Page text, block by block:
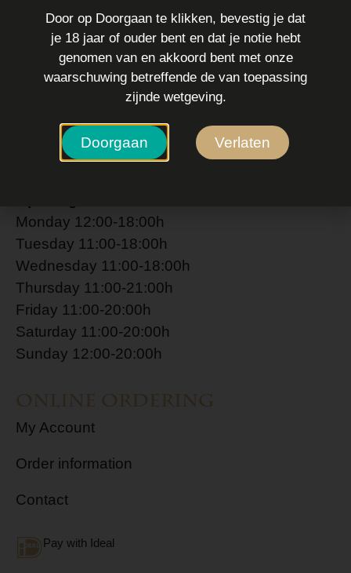
Contact
0703562551
Schoolstraat 8
2511 AX Den Haag
Monday 12:00-18:00h
Tuesday 11:00-18:00h
Wednesday 11:00-18:00h
Thursday 11:00-21:00h
Friday 11:00-20:00h
Saturday 11:00-20:00h
Sunday 12:00-20:00h
Online ordering
My Account
Order information
Contact
Pay with Ideal
Door op Doorgaan te klikken, bevestig je dat
je 18 jaar of ouder bent en dat je notie hebt
genomen van en akkoord bent met onze
waarschuwing betreffende de van toepassing
zijnde wetgeving.
Doorgaan Verlaten